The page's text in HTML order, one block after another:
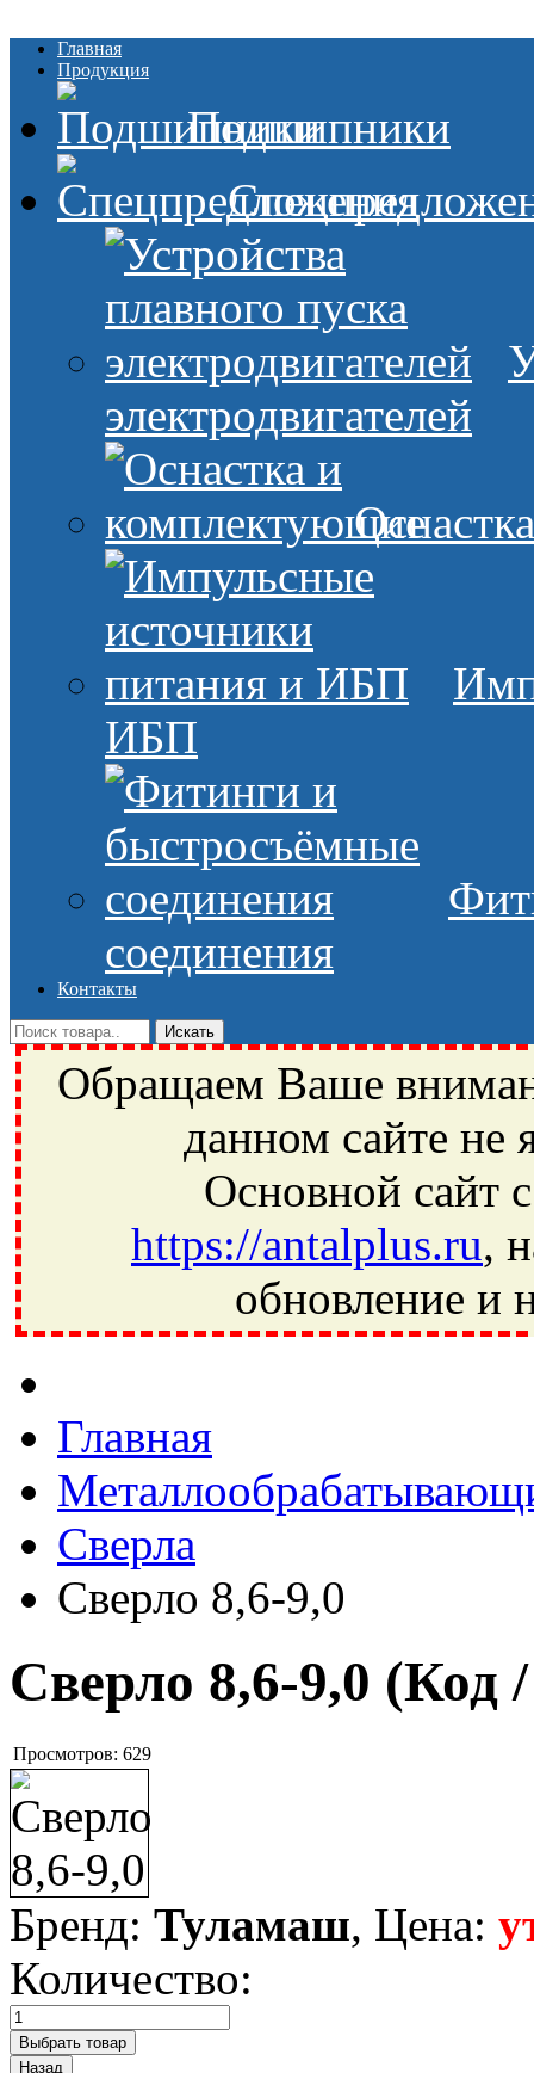
Главная
Продукция
Подшипники
электродвигателей
ИБП
соединения
Контакты
Обращаем Ваше
данном сайте не
Основной сайт
https://antalplus.ru,
обновление и
Ивантеевка, подшипники, пневматика, метизы, техника,
Главная
Сверла
Сверло 8,6-9,0
Сверло 8,6-9,0 (Код
Просмотров: 629
Бренд: Туламаш, Цена:
Количество: